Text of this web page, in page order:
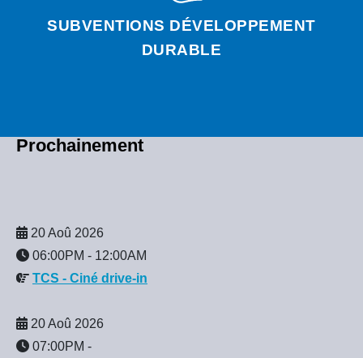
SUBVENTIONS DÉVELOPPEMENT
DURABLE
Prochainement
20 Aoû 2026
06:00PM - 12:00AM
TCS - Ciné drive-in
20 Aoû 2026
07:00PM -